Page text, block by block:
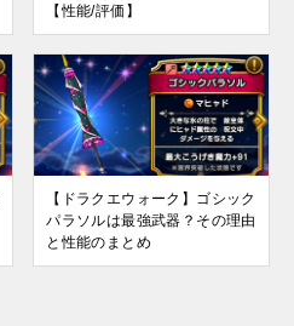
【性能/評価】
【ドラクエウォーク】ゴシック
パラソルは最強武器？その理由
と性能のまとめ